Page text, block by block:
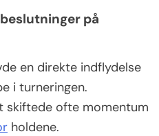
på
en direkte indflydelse
i turneringen.
skiftede ofte momentum
holdene.